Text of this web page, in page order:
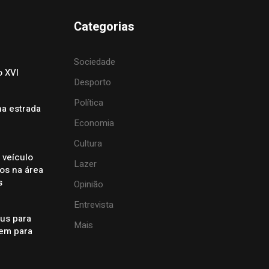
XVI
estrada
veículo
na área
para
para
Categorias
Sociedade
Desporto
Política
Economia
Cultura
Lazer
Opinião
Entrevista
Mais